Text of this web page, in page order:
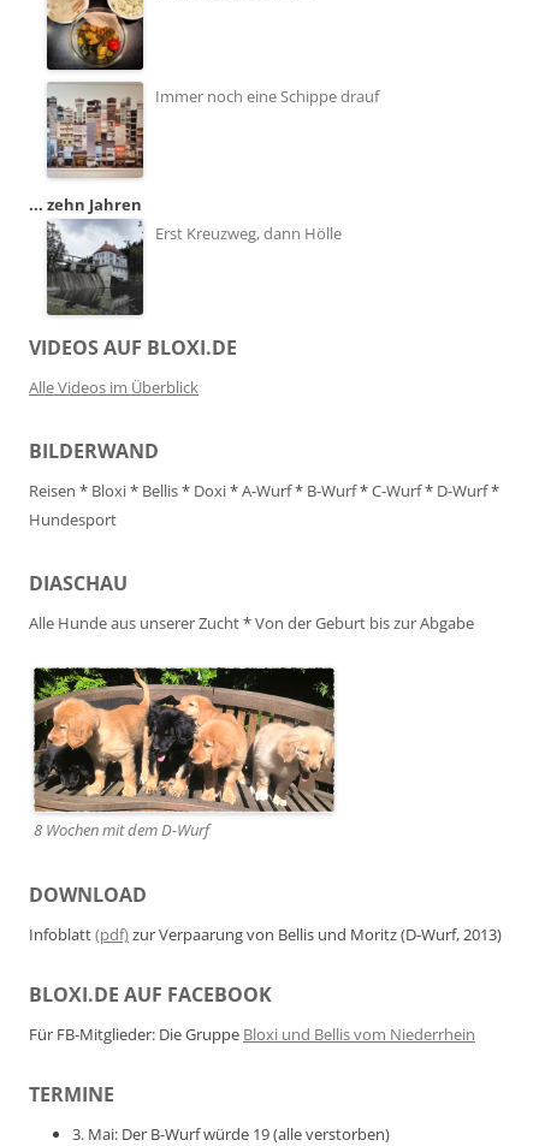
Immer noch eine Schippe drauf
... zehn Jahren
Erst Kreuzweg, dann Hölle
VIDEOS AUF BLOXI.DE
Alle Videos im Überblick
BILDERWAND
Reisen * Bloxi* Bellis* Doxi*A-Wurf* B-Wurf*C-Wurf* D-Wurf*
Hundesport
DIASCHAU
Alle Hunde aus unserer Zucht*Von der Geburt bis zur Abgabe
8 Wochen mit dem D-Wurf
DOWNLOAD
Infoblatt(pdf)zur Verpaarung von Bellis und Moritz (D-Wurf, 2013)
BLOXI.DE AUF FACEBOOK
Für FB-Mitglieder: Die Gruppe Bloxi und Bellis vom Niederrhein
TERMINE
3. Mai: Der B-Wurf würde 19 (alle verstorben)